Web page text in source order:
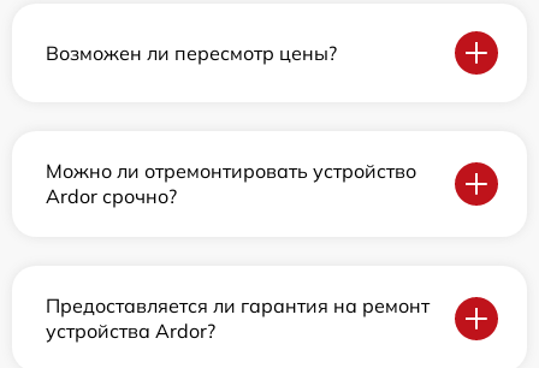
Возможен ли пересмотр цены?
Можно ли отремонтировать устройство
Ardor срочно?
Предоставляется ли гарантия на ремонт
устройства Ardor?